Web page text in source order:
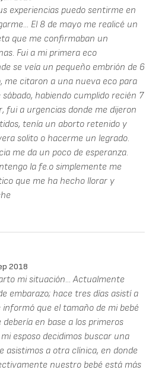
experiencias puedo sentirme en
El 8 de mayo me realicé un
que me confirmaban un
Fui a mi primera eco
se veía un pequeño embrión de 6
me citaron a una nueva eco para
habiendo cumplido recién 7
fui a urgencias donde me dijeron
tenía un aborto retenido y
solito o hacerme un legrado.
me da un poco de esperanza.
la fe.o simplemente me
que me ha hecho llorar y
2018
mi situación... Actualmente
embarazo; hace tres días asistí a
que el tamaño de mi bebé
en base a los primeros
esposo decidimos buscar una
asistimos a otra clínica, en donde
nuestro bebé está más